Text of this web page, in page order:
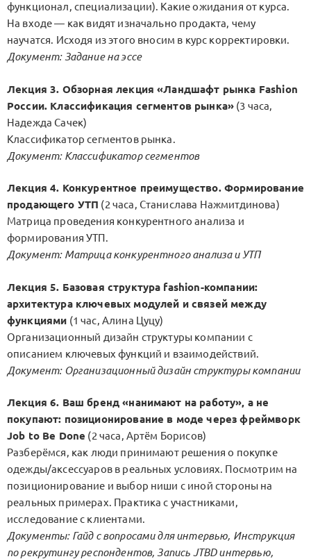
функционал, специализации). Какие ожидания от курса.
На входе — как видят изначально продакта, чему
научатся. Исходя из этого вносим в курс корректировки.
Документ: Задание на эссе
Лекция 3. Обзорная лекция «Ландшафт рынка Fashion
России. Классификация сегментов рынка» (3 часа,
Надежда Сачек)
Классификатор сегментов рынка.
Документ: Классификатор сегментов
Лекция 4. Конкурентное преимущество. Формирование
продающего УТП (2 часа, Станислава Нажмитдинова)
Матрица проведения конкурентного анализа и
формирования УТП.
Документ: Матрица конкурентного анализа и УТП
Лекция 5. Базовая структура fashion-компании:
архитектура ключевых модулей и связей между
функциями (1 час, Алина Цуцу)
Организационный дизайн структуры компании с
описанием ключевых функций и взаимодействий.
Документ: Организационный дизайн структуры компании
Лекция 6. Ваш бренд «нанимают на работу», а не
покупают: позиционирование в моде через фреймворк
Job to Be Done (2 часа, Артём Борисов)
Разберёмся, как люди принимают решения о покупке
одежды/аксессуаров в реальных условиях. Посмотрим на
позиционирование и выбор ниши с иной стороны на
реальных примерах. Практика с участниками,
исследование с клиентами.
Документы: Гайд с вопросами для интервью, Инструкция
по рекрутингу респондентов, Запись JTBD интервью,